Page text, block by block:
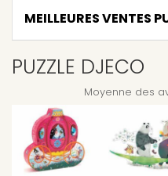
PUZZLE DJECO
Moyenne des
MEILLEURES VENTES